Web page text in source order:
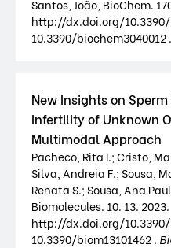
Santos, João, BioChem.
http://dx.doi.org/10.3390/
10.3390/biochem3040012 .
New Insights on
Infertility of Unknown
Multimodal Approach
Pacheco, Rita I.; Cristo,
Silva, Andreia F.; Sousa,
Renata S.; Sousa, Ana
Biomolecules. 10. 13. 2023.
http://dx.doi.org/10.3390/
10.3390/biom13101462 .